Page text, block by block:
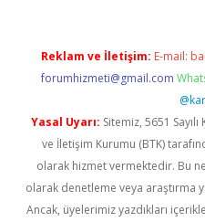
Reklam ve İletişim: E-mail:
forumhizmeti@gmail.com
Yasal Uyarı: Sitemiz, 5651
ve İletişim Kurumu (BTK)
olarak hizmet vermektedir. Bu
olarak denetleme veya araştırma
Ancak, üyelerimiz yazdıkları